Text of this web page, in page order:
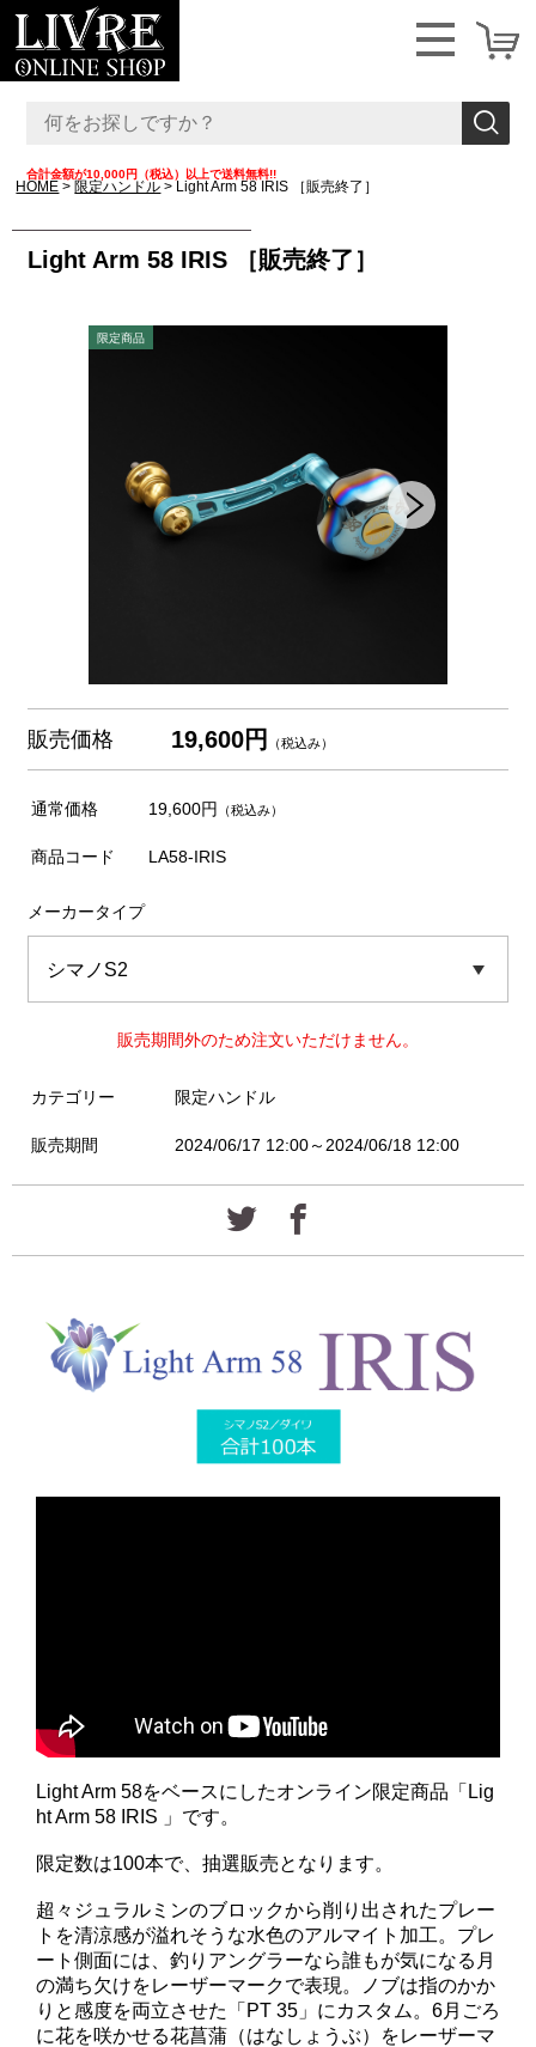
合計金額が10,000円（税込）以上で送料無料!!
HOME 限定ハンドル Light Arm 58 IRIS ［販売終了］
Light Arm 58 IRIS ［販売終了］
販売価格 19,600円 （税込み）
通常価格 19,600円 （税込み）
商品コード LA58-IRIS
メーカータイプ
販売期間外のため注文いただけません。
カテゴリー 限定ハンドル
販売期間 2024/06/17 12:00～2024/06/18 12:00
Light Arm 58をベースにしたオンライン限定商品「Lig
ht Arm 58 IRIS 」です。
限定数は100本で、抽選販売となります。
超々ジュラルミンのブロックから削り出されたプレー
トを清涼感が溢れそうな水色のアルマイト加工。プレ
ート側面には、釣りアングラーなら誰もが気になる月
の満ち欠けをレーザーマークで表現。ノブは指のかか
りと感度を両立させた「PT 35」にカスタム。6月ごろ
に花を咲かせる花菖蒲（はなしょうぶ）をレーザーマ